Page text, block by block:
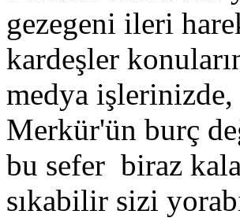
gezegeni ileri
kardeşler
medya
Merkür'ün burç
bu sefer biraz
sıkabilir sizi